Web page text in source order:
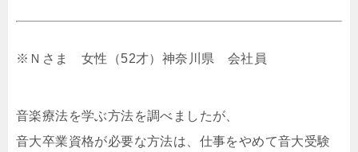
※Ｎさま 女性（52才）神奈川県 会社員
音楽療法を学ぶ方法を調べましたが、
音大卒業資格が必要な方法は、仕事をやめて音大受験